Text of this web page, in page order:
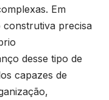
Em
construtiva precisa
desse tipo de
capazes de